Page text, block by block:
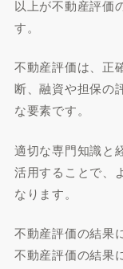
以上が不動産評価
す。
不動産評価は、正
断、融資や担保の
な要素です。
適切な専門知識と
活用することで、
なります。
不動産評価の結果
不動産評価の結果